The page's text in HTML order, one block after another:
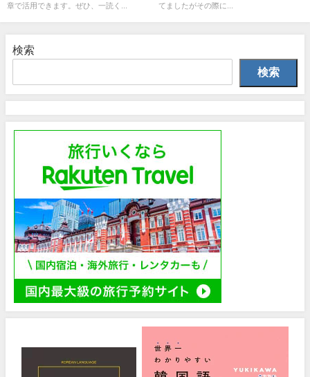
章で活用できます。ぜひ、一読く...
てましたがその際に...
検索
検索